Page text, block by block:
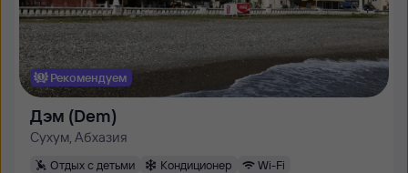
Рекомендуем
Дэм (Dem)
Сухум, Абхазия
Отдых с детьми Кондиционер
Wi-Fi